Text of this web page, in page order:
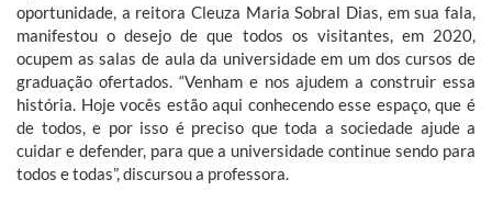
oportunidade, a reitora Cleuza Maria Sobral Dias, em sua fala,
manifestou o desejo de que todos os visitantes, em 2020,
ocupem as salas de aula da universidade em um dos cursos de
graduação ofertados. “Venham e nos ajudem a construir essa
história. Hoje vocês estão aqui conhecendo esse espaço, que é
de todos, e por isso é preciso que toda a sociedade ajude a
cuidar e defender, para que a universidade continue sendo para
todos e todas”, discursou a professora.